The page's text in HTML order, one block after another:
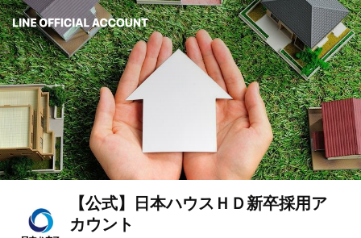
【公式】日本ハウスＨＤ新卒採用ア
カウント